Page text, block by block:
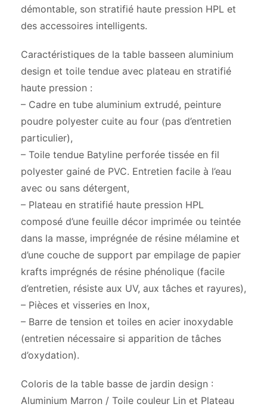
démontable, son stratifié haute pression HPL et
des accessoires intelligents.
Caractéristiques de la table basseen aluminium
design et toile tendue avec plateau en stratifié
haute pression :
– Cadre en tube aluminium extrudé, peinture
poudre polyester cuite au four (pas d’entretien
particulier),
– Toile tendue Batyline perforée tissée en fil
polyester gainé de PVC. Entretien facile à l’eau
avec ou sans détergent,
– Plateau en stratifié haute pression HPL
composé d’une feuille décor imprimée ou teintée
dans la masse, imprégnée de résine mélamine et
d’une couche de support par empilage de papier
krafts imprégnés de résine phénolique (facile
d’entretien, résiste aux UV, aux tâches et rayures),
– Pièces et visseries en Inox,
– Barre de tension et toiles en acier inoxydable
(entretien nécessaire si apparition de tâches
d’oxydation).
Coloris de la table basse de jardin design :
Aluminium Marron / Toile couleur Lin et Plateau